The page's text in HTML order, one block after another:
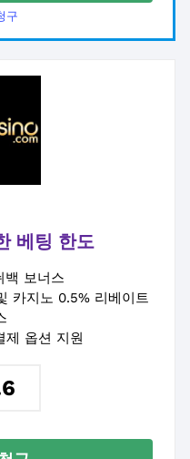
구
베팅 한도
백 보너스
카지노 0.5% 리베이트
제 옵션 지원